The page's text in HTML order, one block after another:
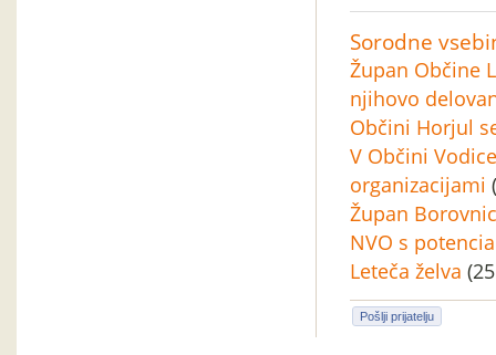
Sorodne
Župan Občine
njihovo
Občini Horjul
V Občini
organizacijami
Župan
NVO s
Leteča želva
Pošlji prijatelju